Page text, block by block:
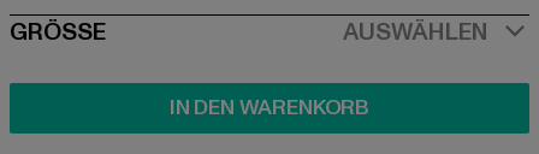
SIZE
GRÖSSE AUSWÄHLEN
IN DEN WARENKORB